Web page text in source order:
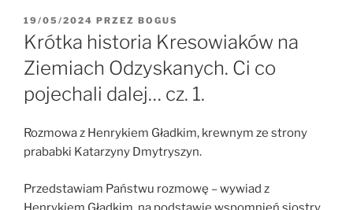
OPUBLIKOWANE
W
19/05/2024 PRZEZ BOGUS
Krótka historia Kresowiaków na
Ziemiach Odzyskanych. Ci co
pojechali dalej… cz. 1.
Rozmowa z Henrykiem Gładkim, krewnym ze strony
prababki Katarzyny Dmytryszyn.
Przedstawiam Państwu rozmowę – wywiad z